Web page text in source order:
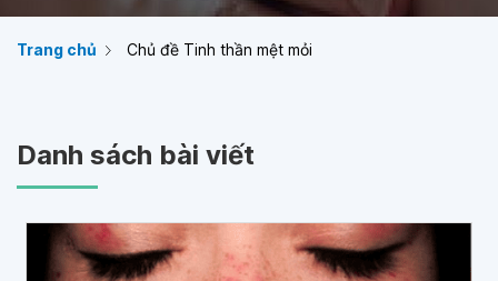
Trang chủ Chủ đề Tinh thần mệt mỏi
Danh sách bài viết